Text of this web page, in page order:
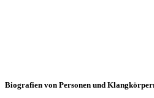
Biografien von Personen und